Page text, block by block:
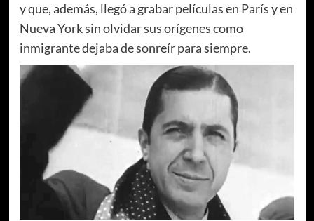
y que, además, llegó a grabar películas en París y en
Nueva York sin olvidar sus orígenes como
inmigrante dejaba de sonreír para siempre.